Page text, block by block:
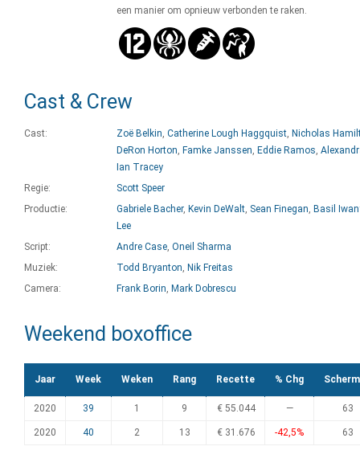
een manier om opnieuw verbonden te raken.
Cast & Crew
Cast: Zoë Belkin, Catherine Lough Haggquist, Nicholas
DeRon Horton, Famke Janssen, Eddie Ramos,
Ian Tracey
Regie:
Scott Speer
Productie:
Gabriele Bacher, Kevin DeWalt, Sean Finegan, Basil
Lee
Script:
Andre Case, Oneil Sharma
Muziek:
Todd Bryanton, Nik Freitas
Camera:
Frank Borin, Mark Dobrescu
Weekend boxoffice
Jaar Week Weken Rang Recette % Chg
2020 39 1 9 € 55.044 — 63
2020 40 2 13 € 31.676 -42,5% 63